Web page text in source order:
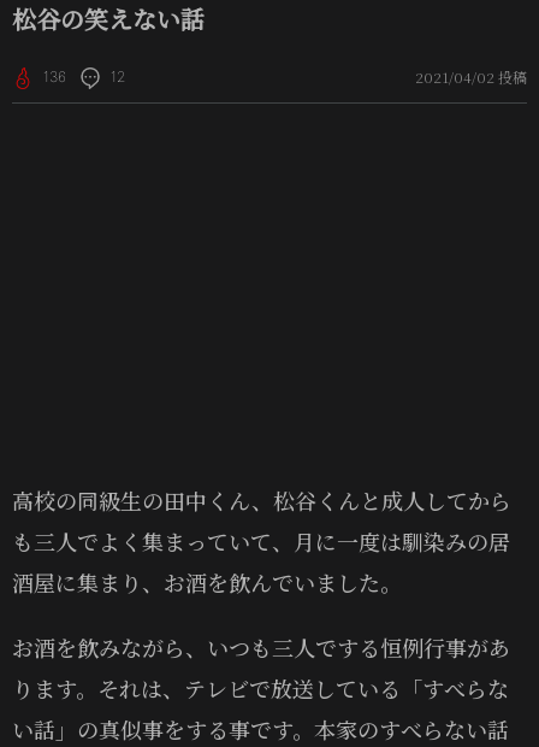
松谷の笑えない話
136 12 2021/04/02 投稿
高校の同級生の田中くん、松谷くんと成人してから
も三人でよく集まっていて、月に一度は馴染みの居
酒屋に集まり、お酒を飲んでいました。
お酒を飲みながら、いつも三人でする恒例行事があ
ります。それは、テレビで放送している「すべらな
い話」の真似事をする事です。本家のすべらない話